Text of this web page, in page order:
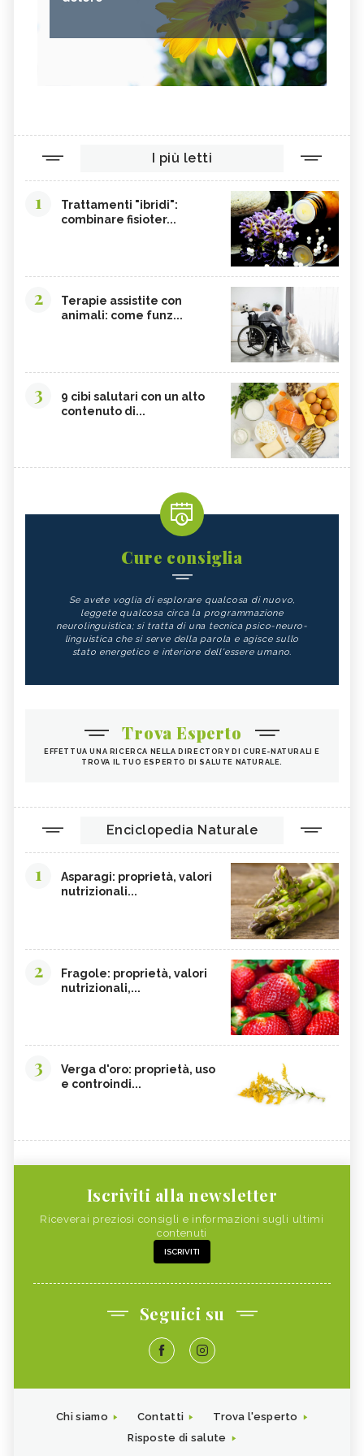
BENEFICI
RODOCROSITE: TUTTE LE PROPRIETÀ E
QUARZO RUTILATO: TUTTE LE
PROPRIETÀ E BENEFICI
MAGNETITE: TUTTE LE PROPRIETÀ E
WATSU: TECNICA, BENEFICI E
CONTROINDICAZIONI
I più letti
1
Trattamenti "ibridi":
combinare fisioter...
2
Terapie assistite con
animali: come funz...
3
9 cibi salutari con un alto
contenuto di...
Cure consiglia
Se avete voglia di esplorare qualcosa di nuovo,
leggete qualcosa circa la programmazione
neurolinguistica; si tratta di una tecnica psico-neuro-
linguistica che si serve della parola e agisce sullo
stato energetico e interiore dell'essere umano.
Trova Esperto
EFFETTUA UNA RICERCA NELLA DIRECTORY DI CURE-NATURALI E
TROVA IL TUO ESPERTO DI SALUTE NATURALE.
Enciclopedia Naturale
1
Asparagi: proprietà, valori
nutrizionali...
2
Fragole: proprietà, valori
nutrizionali,...
3
Verga d'oro: proprietà, uso
e controindi...
Iscriviti alla newsletter
Riceverai preziosi consigli e informazioni sugli ultimi
contenuti
ISCRIVITI
Seguici su
Chi siamo Contatti
Trova l'esperto
Risposte di salute